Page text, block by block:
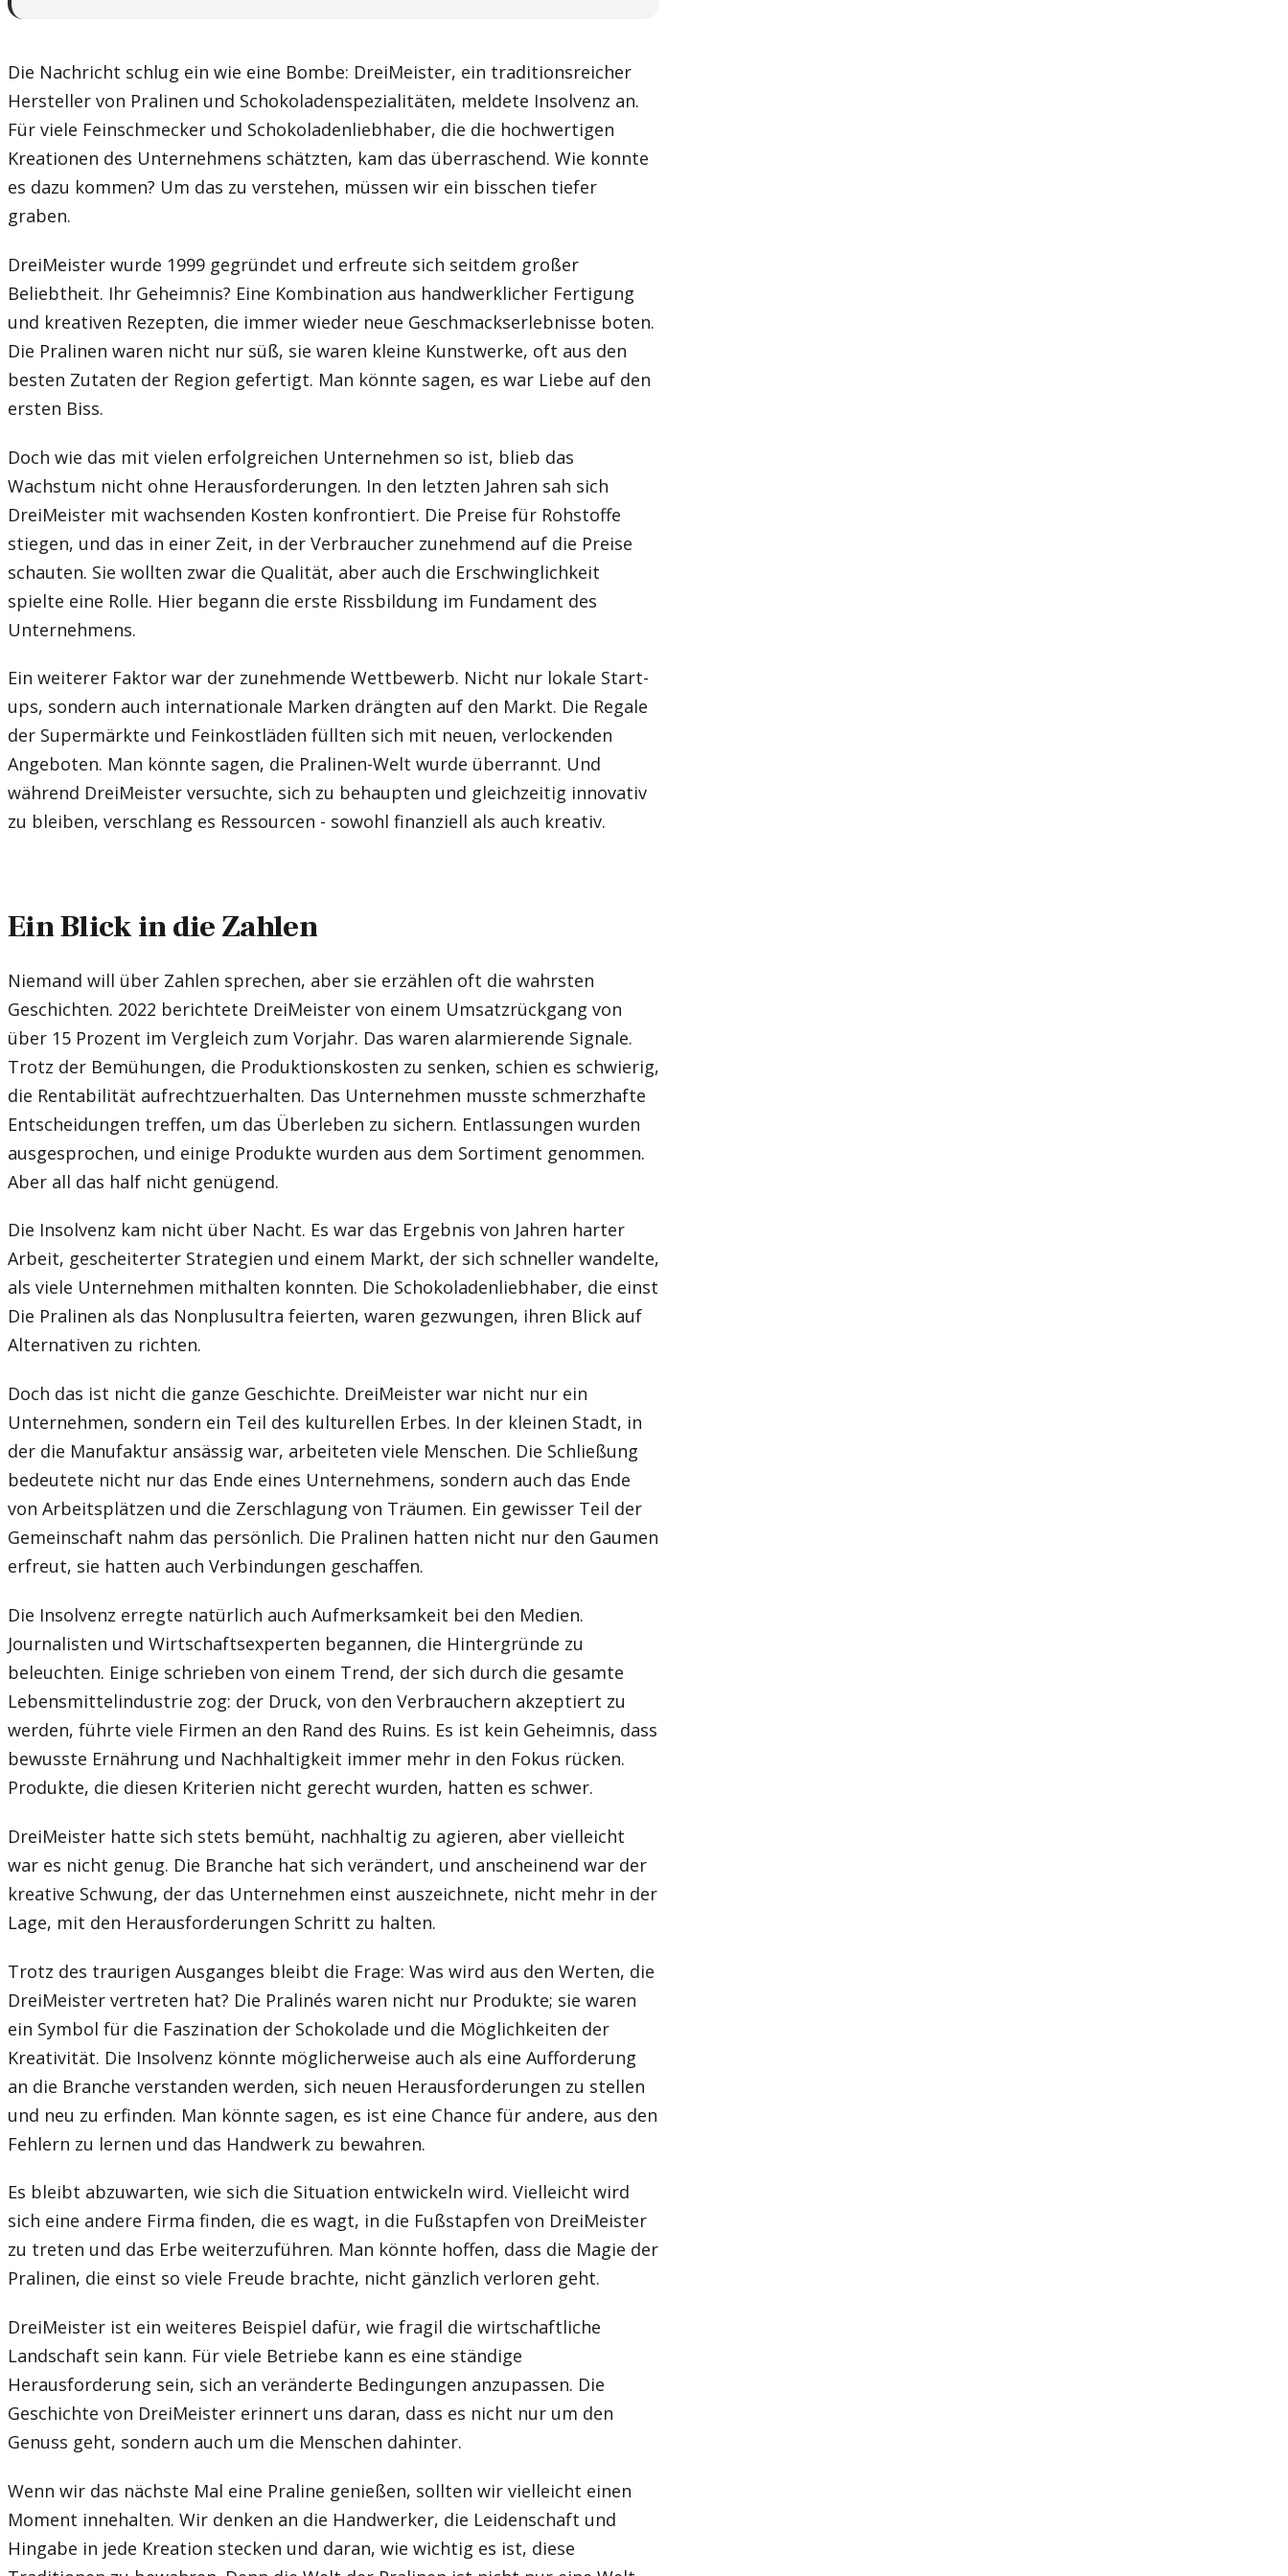
Die Nachricht schlug ein wie eine Bombe: DreiMeister, ein traditionsreicher
Hersteller von Pralinen und Schokoladenspezialitäten, meldete Insolvenz an.
Für viele Feinschmecker und Schokoladenliebhaber, die die hochwertigen
Kreationen des Unternehmens schätzten, kam das überraschend. Wie konnte
es dazu kommen? Um das zu verstehen, müssen wir ein bisschen tiefer
graben.
DreiMeister wurde 1999 gegründet und erfreute sich seitdem großer
Beliebtheit. Ihr Geheimnis? Eine Kombination aus handwerklicher Fertigung
und kreativen Rezepten, die immer wieder neue Geschmackserlebnisse boten.
Die Pralinen waren nicht nur süß, sie waren kleine Kunstwerke, oft aus den
besten Zutaten der Region gefertigt. Man könnte sagen, es war Liebe auf den
ersten Biss.
Doch wie das mit vielen erfolgreichen Unternehmen so ist, blieb das
Wachstum nicht ohne Herausforderungen. In den letzten Jahren sah sich
DreiMeister mit wachsenden Kosten konfrontiert. Die Preise für Rohstoffe
stiegen, und das in einer Zeit, in der Verbraucher zunehmend auf die Preise
schauten. Sie wollten zwar die Qualität, aber auch die Erschwinglichkeit
spielte eine Rolle. Hier begann die erste Rissbildung im Fundament des
Unternehmens.
Ein weiterer Faktor war der zunehmende Wettbewerb. Nicht nur lokale Start-
ups, sondern auch internationale Marken drängten auf den Markt. Die Regale
der Supermärkte und Feinkostläden füllten sich mit neuen, verlockenden
Angeboten. Man könnte sagen, die Pralinen-Welt wurde überrannt. Und
während DreiMeister versuchte, sich zu behaupten und gleichzeitig innovativ
zu bleiben, verschlang es Ressourcen - sowohl finanziell als auch kreativ.
Ein Blick in die Zahlen
Niemand will über Zahlen sprechen, aber sie erzählen oft die wahrsten
Geschichten. 2022 berichtete DreiMeister von einem Umsatzrückgang von
über 15 Prozent im Vergleich zum Vorjahr. Das waren alarmierende Signale.
Trotz der Bemühungen, die Produktionskosten zu senken, schien es schwierig,
die Rentabilität aufrechtzuerhalten. Das Unternehmen musste schmerzhafte
Entscheidungen treffen, um das Überleben zu sichern. Entlassungen wurden
ausgesprochen, und einige Produkte wurden aus dem Sortiment genommen.
Aber all das half nicht genügend.
Die Insolvenz kam nicht über Nacht. Es war das Ergebnis von Jahren harter
Arbeit, gescheiterter Strategien und einem Markt, der sich schneller wandelte,
als viele Unternehmen mithalten konnten. Die Schokoladenliebhaber, die einst
Die Pralinen als das Nonplusultra feierten, waren gezwungen, ihren Blick auf
Alternativen zu richten.
Doch das ist nicht die ganze Geschichte. DreiMeister war nicht nur ein
Unternehmen, sondern ein Teil des kulturellen Erbes. In der kleinen Stadt, in
der die Manufaktur ansässig war, arbeiteten viele Menschen. Die Schließung
bedeutete nicht nur das Ende eines Unternehmens, sondern auch das Ende
von Arbeitsplätzen und die Zerschlagung von Träumen. Ein gewisser Teil der
Gemeinschaft nahm das persönlich. Die Pralinen hatten nicht nur den Gaumen
erfreut, sie hatten auch Verbindungen geschaffen.
Die Insolvenz erregte natürlich auch Aufmerksamkeit bei den Medien.
Journalisten und Wirtschaftsexperten begannen, die Hintergründe zu
beleuchten. Einige schrieben von einem Trend, der sich durch die gesamte
Lebensmittelindustrie zog: der Druck, von den Verbrauchern akzeptiert zu
werden, führte viele Firmen an den Rand des Ruins. Es ist kein Geheimnis, dass
bewusste Ernährung und Nachhaltigkeit immer mehr in den Fokus rücken.
Produkte, die diesen Kriterien nicht gerecht wurden, hatten es schwer.
DreiMeister hatte sich stets bemüht, nachhaltig zu agieren, aber vielleicht
war es nicht genug. Die Branche hat sich verändert, und anscheinend war der
kreative Schwung, der das Unternehmen einst auszeichnete, nicht mehr in der
Lage, mit den Herausforderungen Schritt zu halten.
Trotz des traurigen Ausganges bleibt die Frage: Was wird aus den Werten, die
DreiMeister vertreten hat? Die Pralinés waren nicht nur Produkte; sie waren
ein Symbol für die Faszination der Schokolade und die Möglichkeiten der
Kreativität. Die Insolvenz könnte möglicherweise auch als eine Aufforderung
an die Branche verstanden werden, sich neuen Herausforderungen zu stellen
und neu zu erfinden. Man könnte sagen, es ist eine Chance für andere, aus den
Fehlern zu lernen und das Handwerk zu bewahren.
Es bleibt abzuwarten, wie sich die Situation entwickeln wird. Vielleicht wird
sich eine andere Firma finden, die es wagt, in die Fußstapfen von DreiMeister
zu treten und das Erbe weiterzuführen. Man könnte hoffen, dass die Magie der
Pralinen, die einst so viele Freude brachte, nicht gänzlich verloren geht.
DreiMeister ist ein weiteres Beispiel dafür, wie fragil die wirtschaftliche
Landschaft sein kann. Für viele Betriebe kann es eine ständige
Herausforderung sein, sich an veränderte Bedingungen anzupassen. Die
Geschichte von DreiMeister erinnert uns daran, dass es nicht nur um den
Genuss geht, sondern auch um die Menschen dahinter.
Wenn wir das nächste Mal eine Praline genießen, sollten wir vielleicht einen
Moment innehalten. Wir denken an die Handwerker, die Leidenschaft und
Hingabe in jede Kreation stecken und daran, wie wichtig es ist, diese